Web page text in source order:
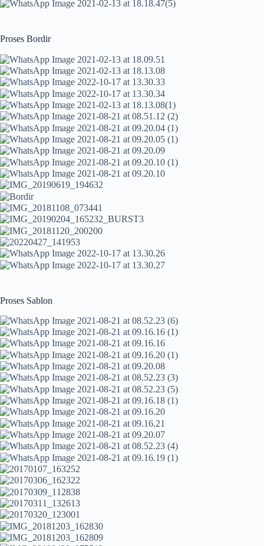
Proses Bordir
Proses Sablon